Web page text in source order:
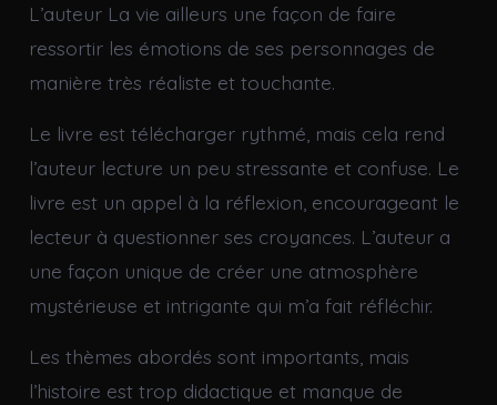
L’auteur La vie ailleurs une façon de faire
ressortir les émotions de ses personnages de
manière très réaliste et touchante.
Le livre est télécharger rythmé, mais cela rend
l’auteur lecture un peu stressante et confuse. Le
livre est un appel à la réflexion, encourageant le
lecteur à questionner ses croyances. L’auteur a
une façon unique de créer une atmosphère
mystérieuse et intrigante qui m’a fait réfléchir.
Les thèmes abordés sont importants, mais
l’histoire est trop didactique et manque de